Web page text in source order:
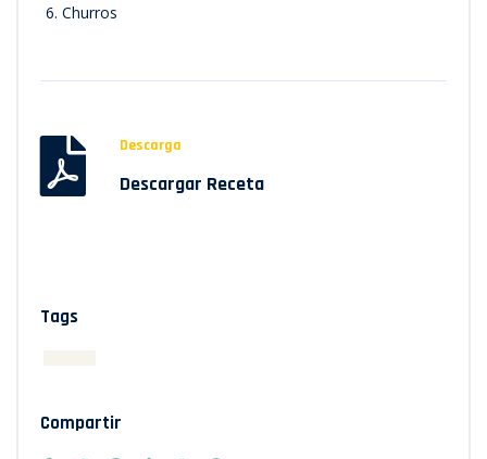
Churros
Descarga
Descargar Receta
Tags
Compartir